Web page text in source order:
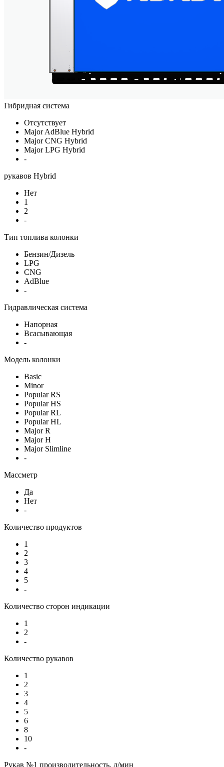
Гибридная система
Отсутствует
Major AdBlue Hybrid
Major CNG Hybrid
Major LPG Hybrid
-
рукавов Hybrid
Нет
1
2
-
Тип топлива колонки
Бензин/Дизель
LPG
CNG
AdBlue
-
Гидравлическая система
Напорная
Всасывающая
-
Модель колонки
Basic
Minor
Popular RS
Popular HS
Popular RL
Popular HL
Major R
Major H
Major Slimline
-
Массметр
Да
Нет
-
Количество продуктов
1
2
3
4
5
-
Количество сторон индикации
1
2
-
Количество рукавов
1
2
3
4
5
6
8
10
-
Рукав №1 производительность, л/мин